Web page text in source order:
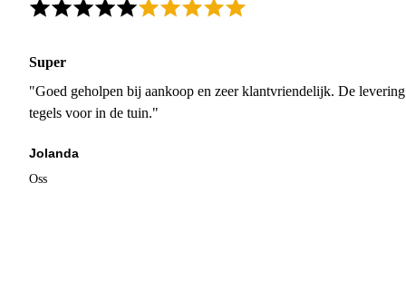
Super
"Goed geholpen bij aankoop en zeer klantvriendelijk. De
tegels voor in de tuin."
Jolanda
Oss